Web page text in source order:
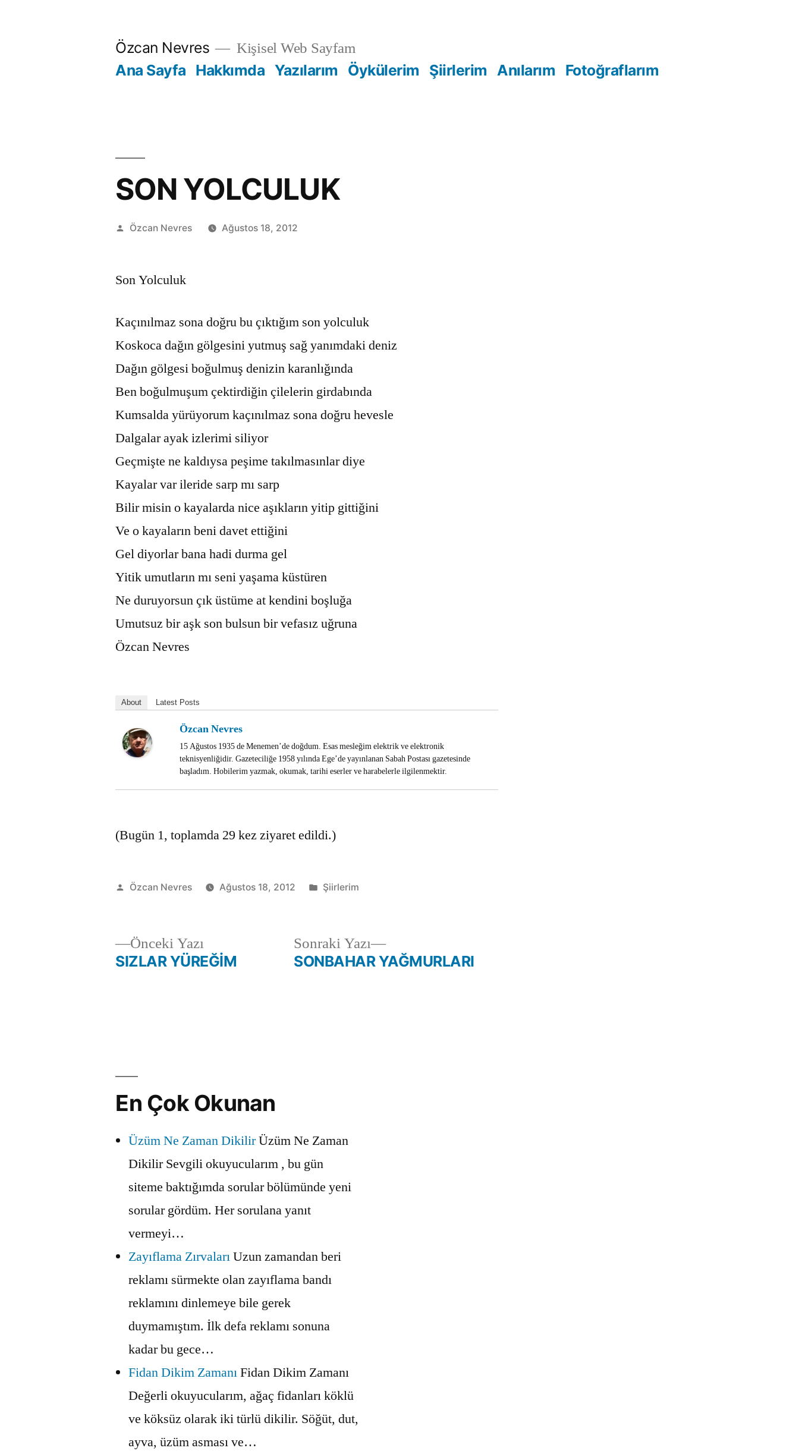
Özcan Nevres Kişisel Web Sayfam
Ana Sayfa Hakkımda Yazılarım Öykülerim Şiirlerim Anılarım Fotoğraflarım
SON YOLCULUK
Gönderen:
Özcan Nevres Ağustos 18, 2012
Son Yolculuk
Kaçınılmaz sona doğru bu çıktığım son yolculuk
Koskoca dağın gölgesini yutmuş sağ yanımdaki deniz
Dağın gölgesi boğulmuş denizin karanlığında
Ben boğulmuşum çektirdiğin çilelerin girdabında
Kumsalda yürüyorum kaçınılmaz sona doğru hevesle
Dalgalar ayak izlerimi siliyor
Geçmişte ne kaldıysa peşime takılmasınlar diye
Kayalar var ileride sarp mı sarp
Bilir misin o kayalarda nice aşıkların yitip gittiğini
Ve o kayaların beni davet ettiğini
Gel diyorlar bana hadi durma gel
Yitik umutların mı seni yaşama küstüren
Ne duruyorsun çık üstüme at kendini boşluğa
Umutsuz bir aşk son bulsun bir vefasız uğruna
Özcan Nevres
About Latest Posts
Özcan Nevres
15 Ağustos 1935 de Menemen’de doğdum. Esas mesleğim elektrik ve elektronik
teknisyenliğidir. Gazeteciliğe 1958 yılında Ege’de yayınlanan Sabah Postası gazetesinde
başladım. Hobilerim yazmak, okumak, tarihi eserler ve harabelerle ilgilenmektir.
(Bugün 1, toplamda 29 kez ziyaret edildi.)
Gönderen:
Özcan Nevres Ağustos 18, 2012 Kategori:
Şiirlerim
Önceki YazıÖnceki
yazı:
SIZLAR YÜREĞİM
Sonraki Yazı
Sonraki
yazı:
SONBAHAR YAĞMURLARI
En Çok Okunan
Üzüm Ne Zaman DikilirÜzüm Ne Zaman
Dikilir Sevgili okuyucularım , bu gün
siteme baktığımda sorular bölümünde yeni
sorular gördüm. Her sorulana yanıt
vermeyi…
Zayıflama ZırvalarıUzun zamandan beri
reklamı sürmekte olan zayıflama bandı
reklamını dinlemeye bile gerek
duymamıştım. İlk defa reklamı sonuna
kadar bu gece…
Fidan Dikim ZamanıFidan Dikim Zamanı
Değerli okuyucularım, ağaç fidanları köklü
ve köksüz olarak iki türlü dikilir. Söğüt, dut,
ayva, üzüm asması ve…